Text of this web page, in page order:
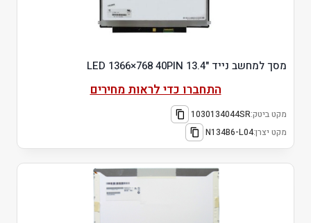
מסך למחשב נייד "13.4 LED 1366×768 40PIN
התחברו כדי לראות מחירים
מקט ביטק:1030134044SR
מקט יצרן:N134B6-L04